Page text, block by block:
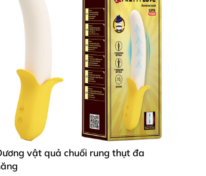
vật quả chuối rung thụt đa